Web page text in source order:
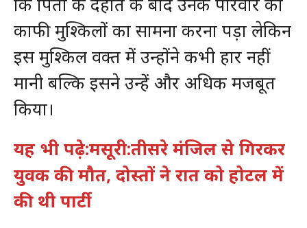
काफी मुश्किलों का सामना करना पड़ा लेकिन
इस मुश्किल वक्त में उन्होंने कभी हार नहीं
मानी बल्कि इसने उन्हें और अधिक मजबूत
किया।
यह भी पढ़े:मसूरी:तीसरे मंजिल से गिरकर
युवक की मौत, दोस्तों ने रात को होटल में
की थी पार्टी